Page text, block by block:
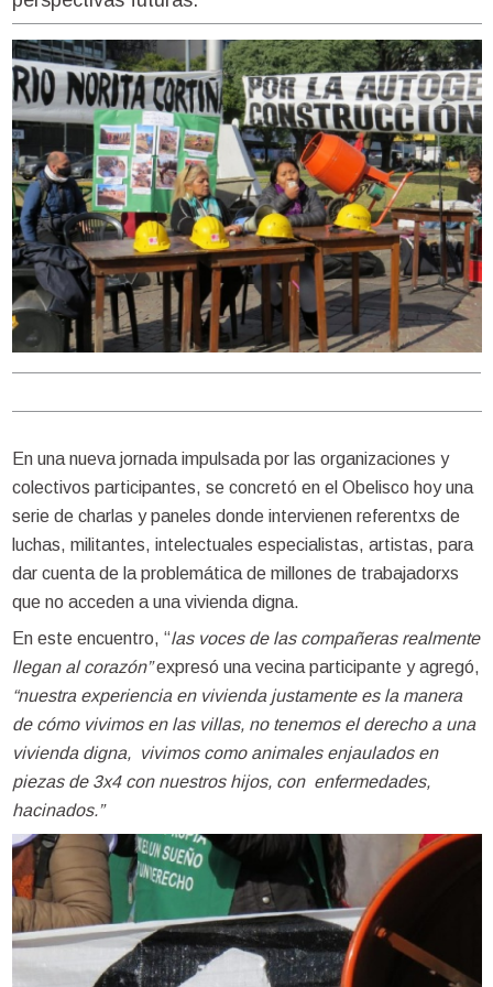
En una nueva jornada impulsada por las organizaciones y
colectivos participantes, se concretó en el Obelisco hoy una
serie de charlas y paneles donde intervienen referentxs de
luchas, militantes, intelectuales especialistas, artistas, para
dar cuenta de la problemática de millones de trabajadorxs
que no acceden a una vivienda digna.
En este encuentro, “las voces de las compañeras realmente
llegan al corazón”expresó una vecina participante y agregó,
“nuestra experiencia en vivienda justamente es la manera
de cómo vivimos en las villas, no tenemos el derecho a una
vivienda digna, vivimos como animales enjaulados en
piezas de 3x4 con nuestros hijos, con enfermedades,
hacinados.”